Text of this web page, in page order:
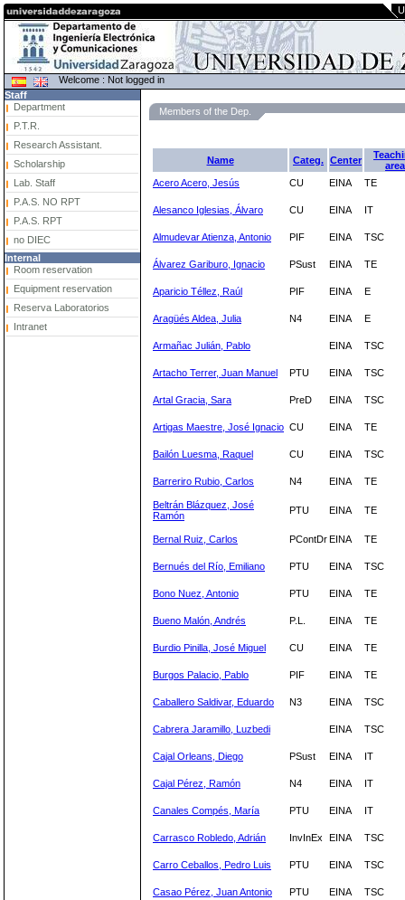
Welcome : Not logged in
Staff
Department
P.T.R.
Research Assistant.
Scholarship
Lab. Staff
P.A.S. NO RPT
P.A.S. RPT
no DIEC
Internal
Room reservation
Equipment reservation
Reserva Laboratorios
Intranet
Members of the Dep.
Name Categ. Center
area
Acero Acero, Jesús
CU EINA TE
Alesanco Iglesias, Álvaro CU EINA IT
Almudevar Atienza, Antonio PIF EINA TSC
Álvarez Gariburo, Ignacio PSust EINA TE
Aparicio Téllez, Raúl PIF EINA E
Aragüés Aldea, Julia N4 EINA E
Armañac Julián, Pablo EINA TSC
Artacho Terrer, Juan Manuel PTU EINA TSC
Artal Gracia, Sara PreD EINA TSC
Artigas Maestre, José Ignacio CU EINA TE
Bailón Luesma, Raquel CU EINA TSC
Barreriro Rubio, Carlos N4 EINA TE
Beltrán Blázquez, José
Ramón
PTU EINA TE
Bernal Ruiz, Carlos PContDrEINA TE
Bernués del Río, Emiliano PTU EINA TSC
Bono Nuez, Antonio PTU EINA TE
Bueno Malón, Andrés P.L. EINA TE
Burdio Pinilla, José Miguel CU EINA TE
Burgos Palacio, Pablo PIF EINA TE
Caballero Saldivar, Eduardo N3 EINA TSC
Cabrera Jaramillo, Luzbedi EINA TSC
Cajal Orleans, Diego PSust EINA IT
Cajal Pérez, Ramón N4 EINA IT
Canales Compés, María PTU EINA IT
Carrasco Robledo, Adrián InvInEx EINA TSC
Carro Ceballos, Pedro Luis PTU EINA TSC
Casao Pérez, Juan Antonio PTU EINA TSC